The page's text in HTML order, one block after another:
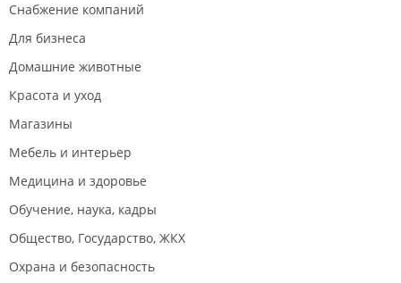
Снабжение компаний
Для бизнеса
Домашние животные
Красота и уход
Магазины
Мебель и интерьер
Медицина и здоровье
Обучение, наука, кадры
Общество, Государство, ЖКХ
Охрана и безопасность